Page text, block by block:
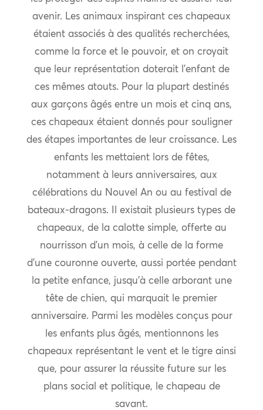
avenir. Les animaux inspirant ces chapeaux
étaient associés à des qualités recherchées,
comme la force et le pouvoir, et on croyait
que leur représentation doterait l’enfant de
ces mêmes atouts. Pour la plupart destinés
aux garçons âgés entre un mois et cinq ans,
ces chapeaux étaient donnés pour souligner
des étapes importantes de leur croissance. Les
enfants les mettaient lors de fêtes,
notamment à leurs anniversaires, aux
célébrations du Nouvel An ou au festival de
bateaux-dragons. Il existait plusieurs types de
chapeaux, de la calotte simple, offerte au
nourrisson d’un mois, à celle de la forme
d’une couronne ouverte, aussi portée pendant
la petite enfance, jusqu’à celle arborant une
tête de chien, qui marquait le premier
anniversaire. Parmi les modèles conçus pour
les enfants plus âgés, mentionnons les
chapeaux représentant le vent et le tigre ainsi
que, pour assurer la réussite future sur les
plans social et politique, le chapeau de
savant.